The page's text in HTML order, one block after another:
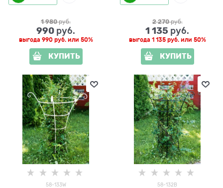
1 980 руб.
990 руб.
выгода 990 руб.или 50%
КУПИТЬ
2 270 руб.
1 135 руб.
выгода 1 135 руб.или 50%
КУПИТЬ
58-133W 58-132B